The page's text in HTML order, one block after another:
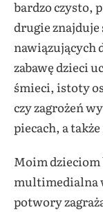
bardzo czysto,
drugie znajduje
nawiązujących
zabawę dzieci
śmieci, istoty
czy zagrożeń
piecach, a
Moim dzieciom
multimedialna
potwory